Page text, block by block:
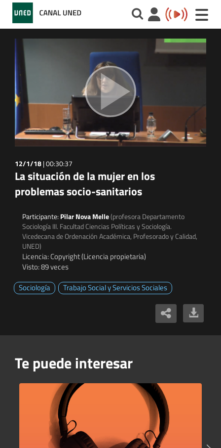
Toggle
12/1/18|00:30:37
La situación de la mujer en los
problemas socio-sanitarios
Participante: Pilar Nova Melle(profesora Departamento
Sociología III. Facultad Ciencias Políticas y Sociología.
Vicedecana de Ordenación Académica, Profesorado y Calidad,
UNED)
Licencia: Copyright (Licencia propietaria)
Visto: 89 veces
Sociología
Trabajo Social y Servicios Sociales
Te puede interesar